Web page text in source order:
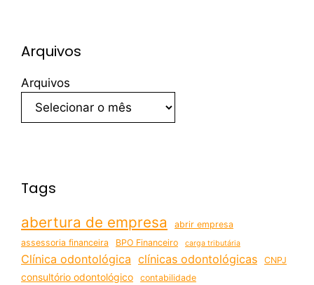
Arquivos
Arquivos
Tags
abertura de empresa
abrir empresa
assessoria financeira
BPO Financeiro carga tributária
Clínica odontológica clínicas odontológicas CNPJ
consultório odontológico contabilidade